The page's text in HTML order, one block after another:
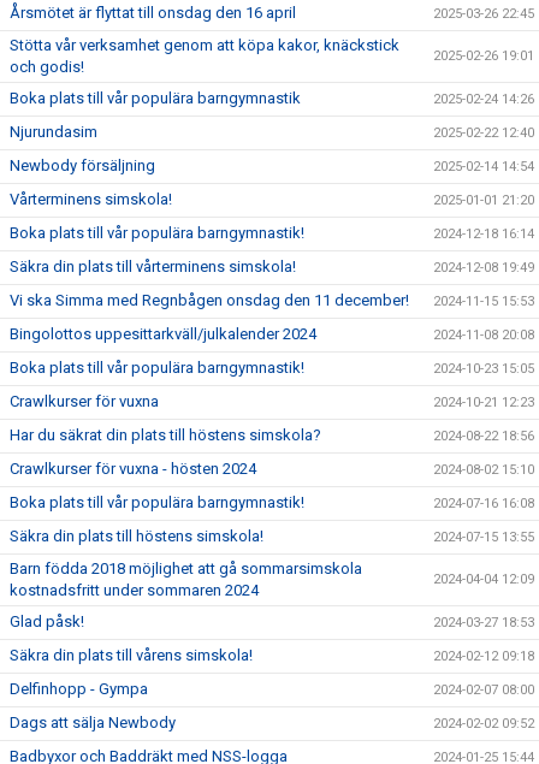
Årsmötet är flyttat till onsdag den 16 april 2025-03-26 22:45
Stötta vår verksamhet genom att köpa kakor, knäckstick
och godis!
2025-02-26 19:01
Boka plats till vår populära barngymnastik 2025-02-24 14:26
Njurundasim 2025-02-22 12:40
Newbody försäljning 2025-02-14 14:54
Vårterminens simskola! 2025-01-01 21:20
Boka plats till vår populära barngymnastik! 2024-12-18 16:14
Säkra din plats till vårterminens simskola! 2024-12-08 19:49
Vi ska Simma med Regnbågen onsdag den 11 december! 2024-11-15 15:53
Bingolottos uppesittarkväll/julkalender 2024 2024-11-08 20:08
Boka plats till vår populära barngymnastik! 2024-10-23 15:05
Crawlkurser för vuxna 2024-10-21 12:23
Har du säkrat din plats till höstens simskola? 2024-08-22 18:56
Crawlkurser för vuxna - hösten 2024 2024-08-02 15:10
Boka plats till vår populära barngymnastik! 2024-07-16 16:08
Säkra din plats till höstens simskola! 2024-07-15 13:55
Barn födda 2018 möjlighet att gå sommarsimskola
kostnadsfritt under sommaren 2024
2024-04-04 12:09
Glad påsk! 2024-03-27 18:53
Säkra din plats till vårens simskola! 2024-02-12 09:18
Delfinhopp - Gympa 2024-02-07 08:00
Dags att sälja Newbody 2024-02-02 09:52
Badbyxor och Baddräkt med NSS-logga 2024-01-25 15:44